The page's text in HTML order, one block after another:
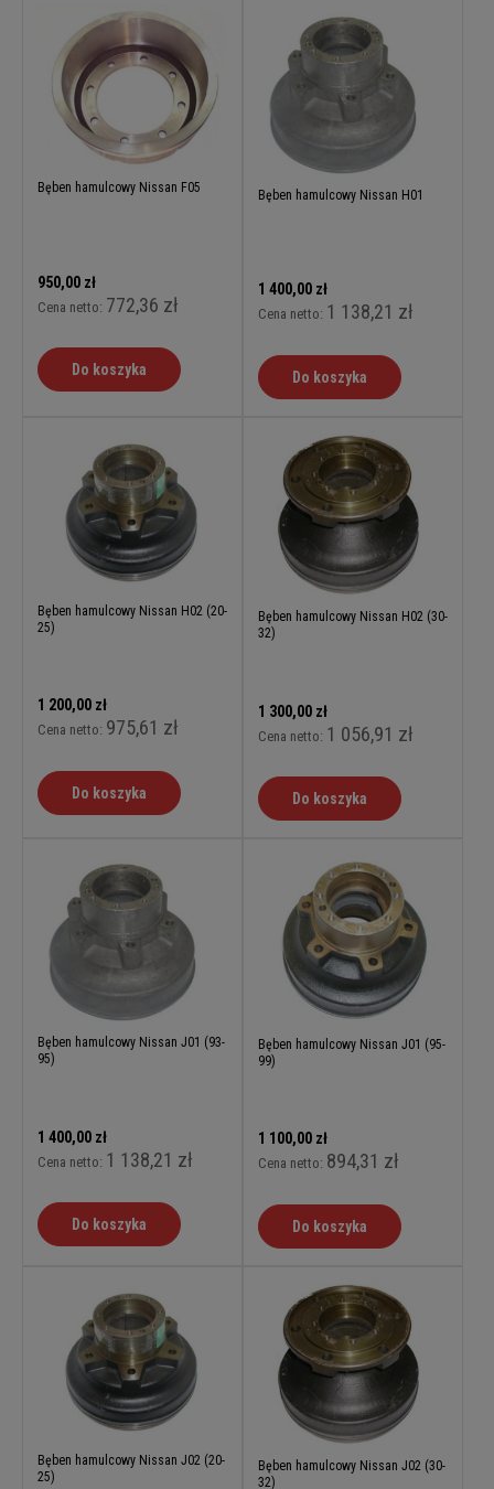
Bęben hamulcowy Nissan F05
950,00 zł
Cena netto: 772,36 zł
Do koszyka
Bęben hamulcowy Nissan H01
1 400,00 zł
Cena netto: 1 138,21 zł
Do koszyka
Bęben hamulcowy Nissan H02 (20-
25)
1 200,00 zł
Cena netto: 975,61 zł
Do koszyka
Bęben hamulcowy Nissan H02 (30-
32)
1 300,00 zł
Cena netto: 1 056,91 zł
Do koszyka
Bęben hamulcowy Nissan J01 (93-
95)
1 400,00 zł
Cena netto: 1 138,21 zł
Do koszyka
Bęben hamulcowy Nissan J01 (95-
99)
1 100,00 zł
Cena netto: 894,31 zł
Do koszyka
Bęben hamulcowy Nissan J02 (20-
25)
Bęben hamulcowy Nissan J02 (30-
32)